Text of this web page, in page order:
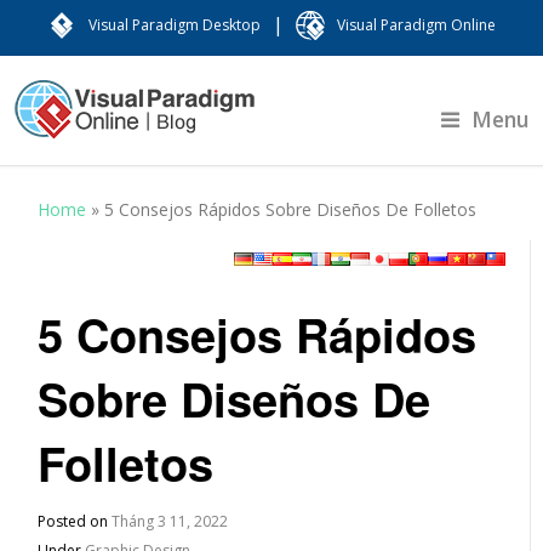
Visual Paradigm Desktop | Visual Paradigm Online
Menu
Home » 5 Consejos Rápidos Sobre Diseños De Folletos
5 Consejos Rápidos
Sobre Diseños De
Folletos
Posted onTháng 3 11, 2022